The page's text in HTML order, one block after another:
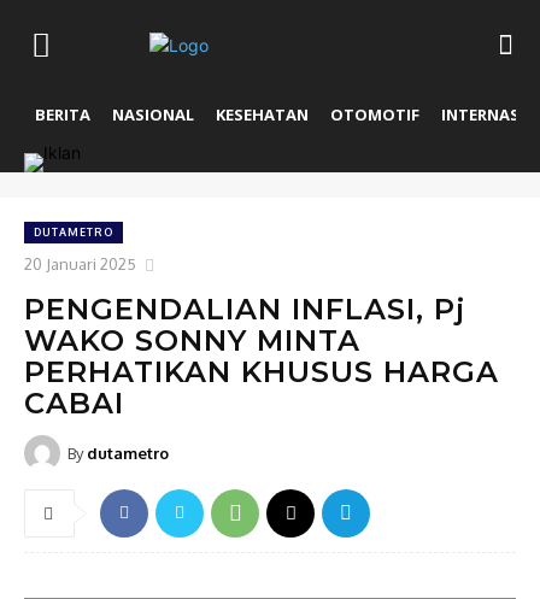
BERITA NASIONAL KESEHATAN OTOMOTIF
DUTAMETRO
20 Januari 2025
PENGENDALIAN INFLASI, Pj
WAKO SONNY MINTA
PERHATIKAN KHUSUS HARGA
CABAI
By dutametro